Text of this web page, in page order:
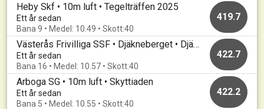
Heby Skf • 10m luft • Tegelträffen 2025
Ett år sedan
Bana 9 • Medel: 10.49 • Skott:40
419.7
Västerås Frivilliga SSF • Djäkneberget • Djäkneskottet
Ett år sedan
Bana 16 • Medel: 10.57 • Skott:40
422.7
Arboga SG • 10m luft • Skyttiaden
Ett år sedan
Bana 5 • Medel: 10.55 • Skott:40
422.2